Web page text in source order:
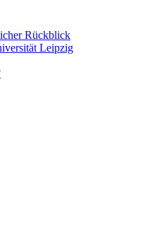
Rückblick
Leipzig